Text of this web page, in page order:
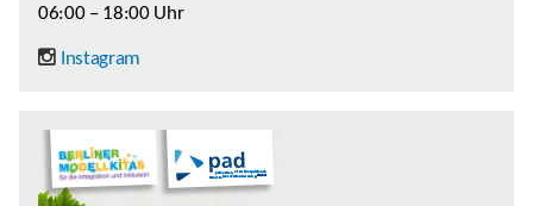
06:00 – 18:00 Uhr
Instagram